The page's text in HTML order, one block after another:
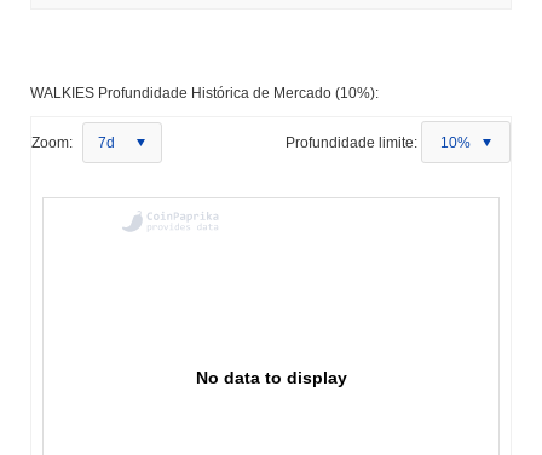
WALKIES Profundidade Histórica de Mercado (10%):
Zoom: 7d Profundidade limite: 10%
No data to display